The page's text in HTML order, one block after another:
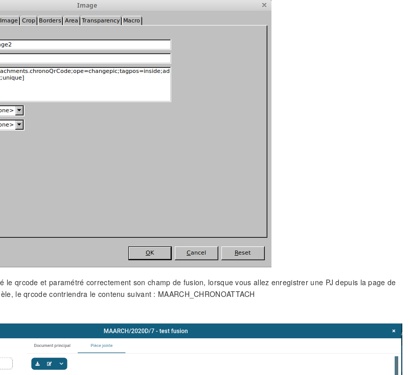
le qrcode et paramétré correctement son champ de fusion, lorsque vous allez enregistrer une PJ depuis la page de
le qrcode contriendra le contenu suivant : MAARCH_CHRONOATTACH